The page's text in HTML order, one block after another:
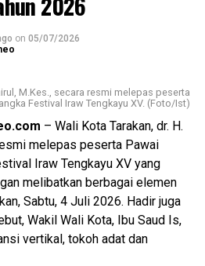
Wali Kota berharap Kota Tarakan
keamanan, kemajuan, dan
masyarakatnya.
perwakilan Pemerintah
Forkopimda, tokoh adat, tokoh
lainnya. [Adv/Mandu]
on 05/07/2026
M.Kes., secara resmi melepas peserta
Festival Iraw Tengkayu XV. (Foto/Ist)
– Wali Kota Tarakan, dr. H.
melepas peserta Pawai
Iraw Tengkayu XV yang
melibatkan berbagai elemen
Sabtu, 4 Juli 2026. Hadir juga
Wakil Wali Kota, Ibu Saud Is,
vertikal, tokoh adat dan